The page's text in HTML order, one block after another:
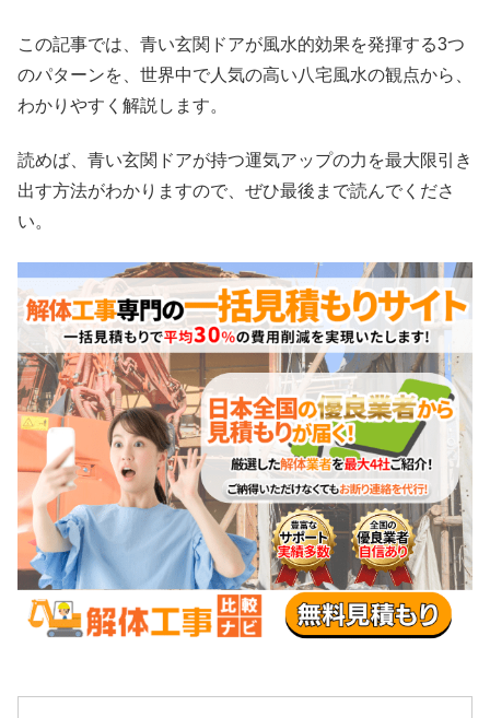
この記事では、青い玄関ドアが風水的効果を発揮する3つ
のパターンを、世界中で人気の高い八宅風水の観点から、
わかりやすく解説します。
読めば、青い玄関ドアが持つ運気アップの力を最大限引き
出す方法がわかりますので、ぜひ最後まで読んでくださ
い。